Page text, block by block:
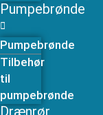
Pumpebrønde
Pumpebrønde
Tilbehør
til
pumpebrønde
Drænrør